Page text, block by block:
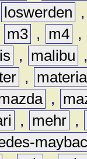
loswerden
m3 , m4 ,
, malibu
,
materia
,
, mehr ,